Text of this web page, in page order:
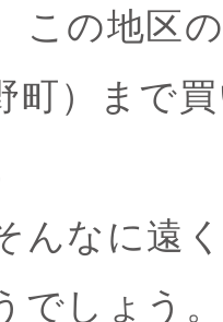
この地区
町）まで
んなに遠
でしょう